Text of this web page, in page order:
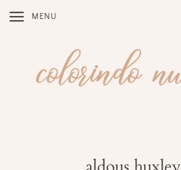
MENU